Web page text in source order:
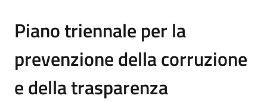
Piano triennale per la
prevenzione della corruzione
e della trasparenza